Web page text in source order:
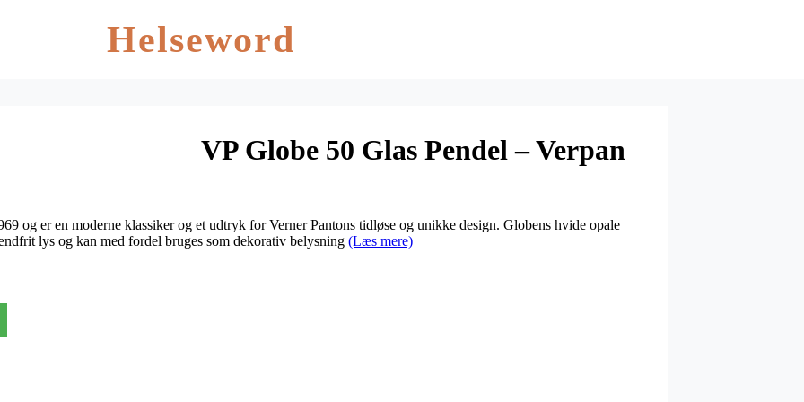
Helseword
VP Globe 50 Glas Pendel – Verpan
og er en moderne klassiker og et udtryk for Verner Pantons tidløse og unikke design. Globens hvide opale
lys og kan med fordel bruges som dekorativ belysning (Læs mere)